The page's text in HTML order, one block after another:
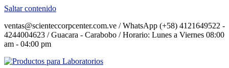
Saltar contenido
ventas@scienteccorpcenter.com.ve / WhatsApp (+58) 4121649522 -
4244004623 / Guacara - Carabobo / Horario: Lunes a Viernes 08:00
am - 04:00 pm